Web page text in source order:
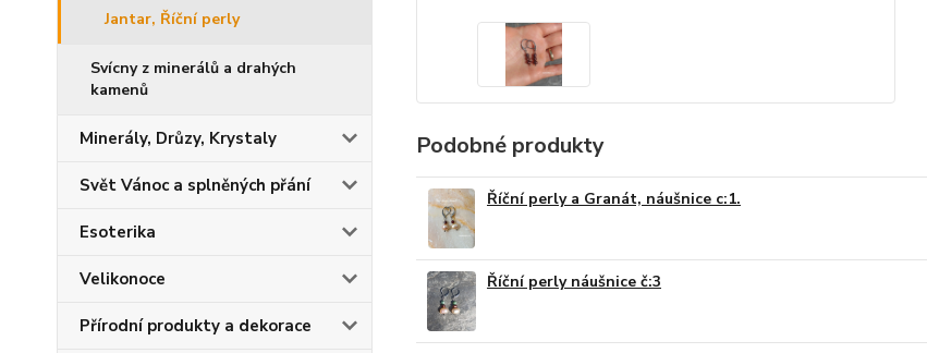
Jantar, Říční perly
Svícny z minerálů a drahých
kamenů
Minerály, Drůzy, Krystaly
Svět Vánoc a splněných přání
Esoterika
Velikonoce
Přírodní produkty a dekorace
Podobné produkty
Říční perly a Granát, náušnice c:1.
Říční perly náušnice č:3